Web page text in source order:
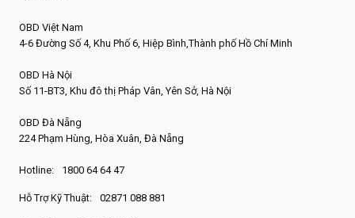
OBD Việt Nam
4-6 Đường Số 4, Khu Phố 6, Hiệp Bình,Thành phố Hồ Chí Minh
OBD Hà Nội
Số 11-BT3, Khu đô thị Pháp Vân, Yên Sở, Hà Nội
OBD Đà Nẵng
224 Phạm Hùng, Hòa Xuân, Đà Nẵng
Hotline: 1800 64 64 47
Hỗ Trợ Kỹ Thuật: 02871 088 881